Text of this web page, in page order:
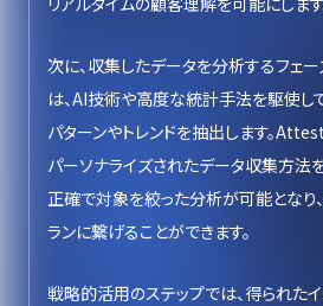
次に、収集したデータを分析するフェー
は、AI技術や高度な統計手法を駆使し
パターンやトレンドを抽出します。
パーソナライズされたデータ収集方法
正確で対象を絞った分析が可能となり
ランに繋げることができます。
戦略的活用のステップでは、得られた